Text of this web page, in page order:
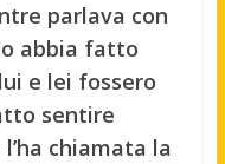
parlava con
abbia fatto
e lei fossero
sentire
chiamata la